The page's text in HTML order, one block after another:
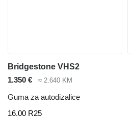
Bridgestone VHS2
1.350 €
≈ 2.640 KM
Guma za autodizalice
16.00 R25